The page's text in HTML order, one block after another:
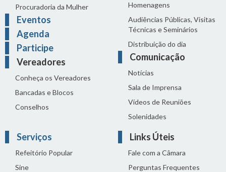
Procuradoria da Mulher
Eventos
Agenda
Participe
Vereadores
Conheça os Vereadores
Bancadas e Blocos
Conselhos
Homenagens
Audiências Públicas, Visitas
Técnicas e Seminários
Distribuição do dia
Comunicação
Notícias
Sala de Imprensa
Vídeos de Reuniões
Solenidades
Serviços
Refeitório Popular
Sine
Links Úteis
Fale com a Câmara
Perguntas Frequentes